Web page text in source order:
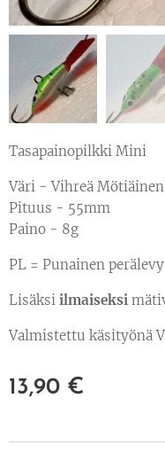
Tasapainopilkki Mini
Väri - Vihreä Mötiäinen
Pituus - 55mm
Paino - 8g
PL = Punainen perälevy
Lisäksi ilmaiseksi
Valmistettu käsityönä
13,90 €